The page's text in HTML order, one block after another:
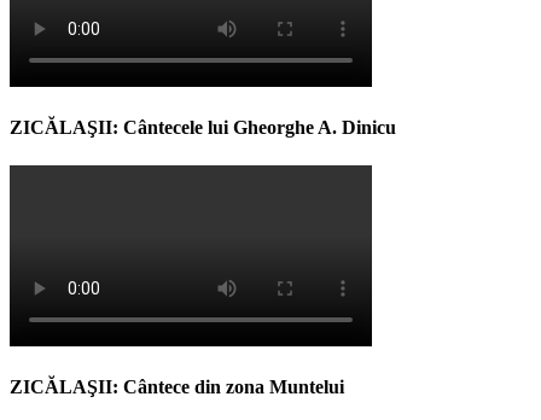
ZICĂLAŞII: Cântecele lui Gheorghe A. Dinicu
ZICĂLAŞII: Cântece din zona Muntelui